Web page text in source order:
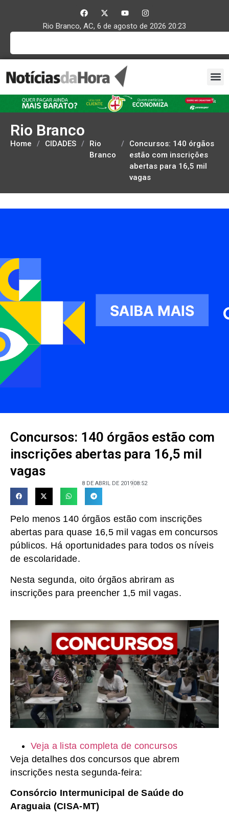
Rio Branco, AC, 6 de agosto de 2026 20:23
Rio Branco
Home / CIDADES /
Rio
Branco
/
Concursos: 140 órgãos
estão com inscrições
abertas para 16,5 mil
vagas
Concursos: 140 órgãos estão com
inscrições abertas para 16,5 mil
vagas
8 DE ABRIL DE 201908:52
Pelo menos 140 órgãos estão com inscrições
abertas para quase 16,5 mil vagas em concursos
públicos. Há oportunidades para todos os níveis
de escolaridade.
Nesta segunda, oito órgãos abriram as
inscrições para preencher 1,5 mil vagas.
Veja a lista completa de concursos
Veja detalhes dos concursos que abrem
inscrições nesta segunda-feira:
Consórcio Intermunicipal de Saúde do
Araguaia (CISA-MT)